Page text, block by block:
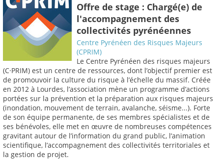
Offre de stage : Chargé(e) de
l'accompagnement des
collectivités pyrénéennes
Centre Pyrénéen des Risques Majeurs
(CPRIM)
Le Centre Pyrénéen des risques majeurs
(C·PRIM) est un centre de ressources, dont l’objectif premier est
de promouvoir la culture du risque à l’échelle du massif. Créée
en 2012 à Lourdes, l’association mène un programme d’actions
portées sur la prévention et la préparation aux risques majeurs
(inondation, mouvement de terrain, avalanche, séisme...). Forte
de son équipe permanente, de ses membres spécialistes et de
ses bénévoles, elle met en œuvre de nombreuses compétences
gravitant autour de l’information du grand public, l’animation
scientifique, l’accompagnement des collectivités territoriales et
la gestion de projet.